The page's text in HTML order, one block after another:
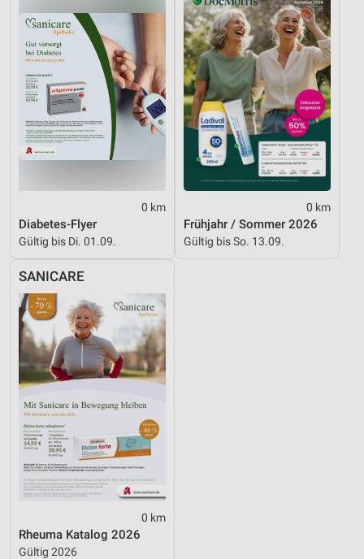
0 km
Diabetes-Flyer
Gültig bis Di. 01.09.
0 km
Frühjahr / Sommer 2026
Gültig bis So. 13.09.
SANICARE
0 km
Rheuma Katalog 2026
Gültig 2026
Funktional
Werbung